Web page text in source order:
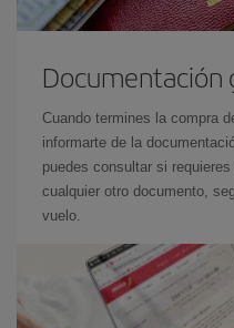
Documentación
Cuando termines la compra
informarte de la
puedes consultar si
cualquier otro documento,
vuelo.